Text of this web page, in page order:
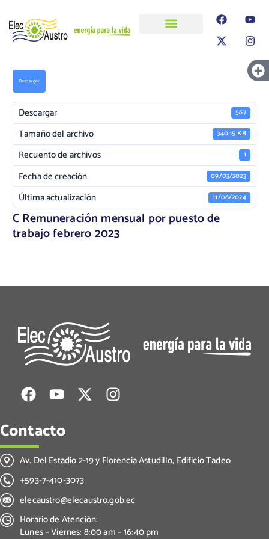
Descargar
Descargar 567
Tamaño del archivo 340.15 KB
Recuento de archivos 1
Fecha de creación 09/03/2023
Última actualización 11/06/2024
C Remuneración mensual por puesto de
trabajo febrero 2023
Contacto
Av. Del Estadio 2-19 y Florencia Astudillo, Edificio Tadeo
+593-7-410-3073
elecaustro@elecaustro.gob.ec
Horario de Atención:
Lunes – Viernes: 8:00 am – 16:40 pm